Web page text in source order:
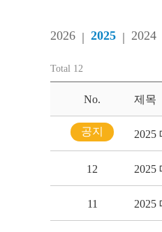
2026 2025 2024
Total 12
No. 제목
공지 2025
12 2025
11 2025